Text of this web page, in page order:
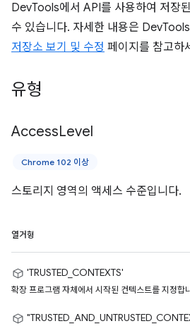
DevTools에서 API를 사용하여 저장
수 있습니다. 자세한 내용은
저장소 보기 및 수정 페이지를 참고하
유형
AccessLevel
Chrome 102 이상
스토리지 영역의 액세스 수준입니다.
열거형
'TRUSTED_CONTEXTS'
확장 프로그램 자체에서 시작된 컨텍스트를 지정합